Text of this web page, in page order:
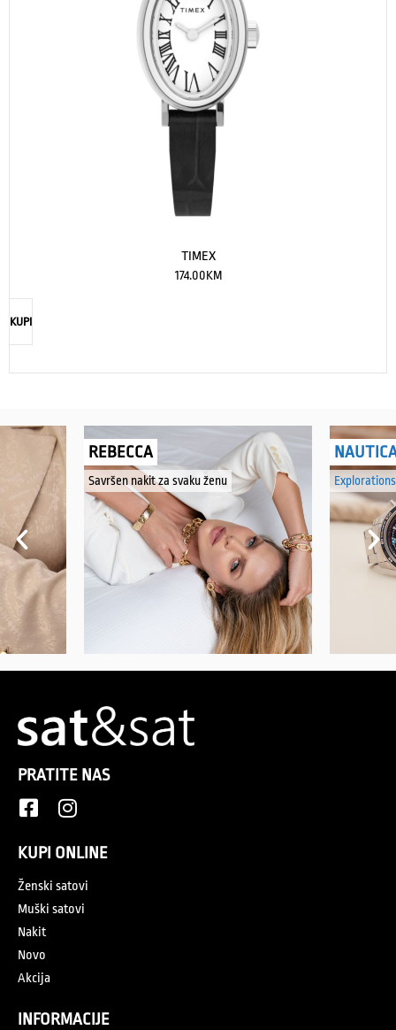
TIMEX
174.00KM
KUPI
REBECCA
Savršen nakit za svaku ženu
PRATITE NAS
KUPI ONLINE
Ženski satovi
Muški satovi
Nakit
Novo
Akcija
INFORMACIJE